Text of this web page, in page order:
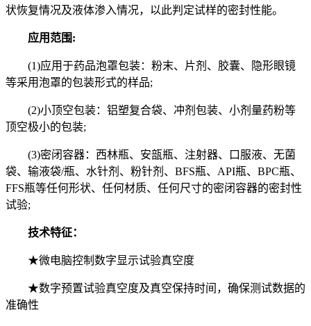
状恢复情况及液体渗入情况，以此判定试样的密封性能。
应用范围:
(1)应用于药品泡罩包装：粉末、片剂、胶囊、隐形眼镜
等采用泡罩的包装形式的样品;
(2)小顶空包装：铝塑复合袋、冲剂包装、小剂量药粉等
顶空极小的包装;
(3)密闭容器：西林瓶、安瓿瓶、注射器、口服液、无菌
袋、输液袋/瓶、水针剂、粉针剂、BFS瓶、API瓶、BPC瓶、
FFS瓶等任何形状、任何材质、任何尺寸的密闭容器的密封性
试验;
技术特征：
★微电脑控制数字显示试验真空度
★数字预置试验真空度及真空保持时间，确保测试数据的
准确性